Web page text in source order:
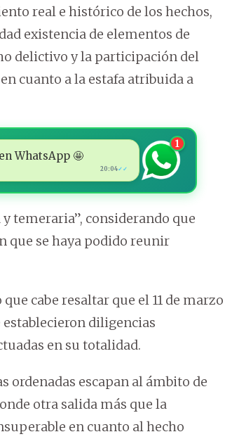
real e histórico de los hechos,
existencia de elementos de
delictivo y la participación del
cuanto a la estafa atribuida a
WhatsApp 🤩
20:04✓✓
1
temeraria”, considerando que
que se haya podido reunir
cabe resaltar que el 11 de marzo
establecieron diligencias
en su totalidad.
ordenadas escapan al ámbito de
otra salida más que la
en cuanto al hecho